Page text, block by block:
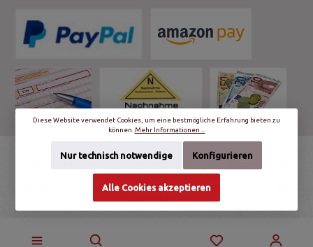
Nachnahmegebühren, wenn nicht anders angegeben.
© schalter-und-steckdosen.de | World Trading Net GmbH & Co. KG - Alle
Diese Website verwendet Cookies, um eine bestmögliche Erfahrung bieten zu
können. Mehr Informationen ...
Nur technisch notwendige Konfigurieren
Alle Cookies akzeptieren